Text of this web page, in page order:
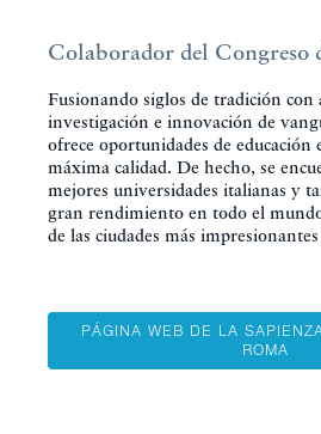
Colaborador del Congreso
Fusionando siglos de tradición con
investigación e innovación de
ofrece oportunidades de educación
máxima calidad. De hecho, se
mejores universidades italianas y
gran rendimiento en todo el
de las ciudades más
PÁGINA WEB DE LA
ROMA